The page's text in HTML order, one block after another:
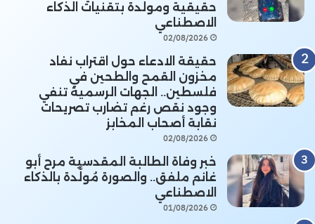
حقيقية ومولدة بتقنيات الذكاء
الاصطناعي
02/08/2026
حقيقة الادعاء حول اقتراب نفاد
مخزون القمح والطحين في
فلسطين.. الجهات الرسمية تنفي
وجود نقص رغم تضارب تصريحات
نقابة أصحاب المخابز
02/08/2026
خبر وفاة الطالبة المقدسية مرح أبو
غانم ملفق.. والصورة مُولَّدة بالذكاء
الاصطناعي
01/08/2026